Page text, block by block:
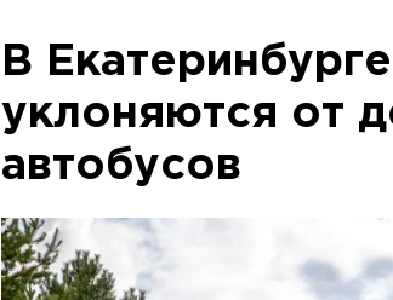
В
уклоняются от
автобусов